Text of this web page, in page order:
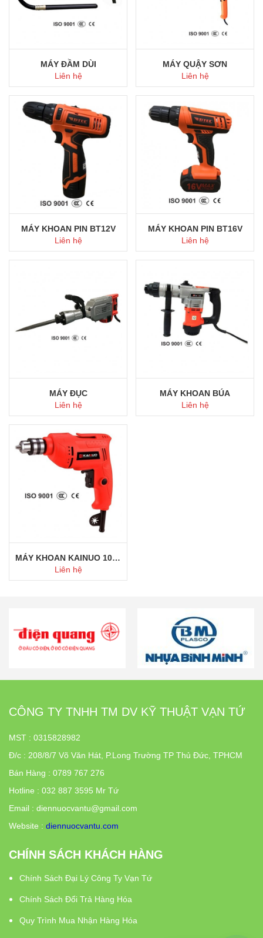
Mua ngay
MÁY ĐẦM DÙI
Liên hệ
Mua ngay
MÁY QUẬY SƠN
Liên hệ
MÁY KHOAN PIN BT12V
Liên hệ
Mua ngay
MÁY KHOAN PIN BT16V
Liên hệ
Mua ngay
MÁY ĐỤC
Liên hệ
MÁY KHOAN BÚA
Liên hệ
MÁY KHOAN KAINUO 10MM
Liên hệ
CÔNG TY TNHH TM DV KỸ THUẬT VẠN TỨ
MST : 0315828982
Đ/c : 208/8/7 Võ Văn Hát, P.Long Trường TP Thủ Đức, TPHCM
Bán Hàng : 0789 767 276
Hotline : 032 887 3595 Mr Tứ
Email : diennuocvantu@gmail.com
Website : diennuocvantu.com
CHÍNH SÁCH KHÁCH HÀNG
Chính Sách Đại Lý Công Ty Vạn Tứ
Chính Sách Đổi Trả Hàng Hóa
Quy Trình Mua Nhận Hàng Hóa